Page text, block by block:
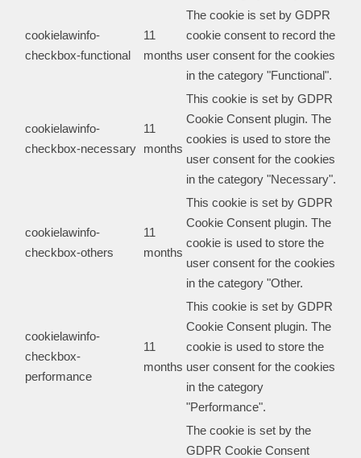
cookielawinfo-
checkbox-functional
11
months
The cookie is set by GDPR
cookie consent to record the
user consent for the cookies
in the category "Functional".
cookielawinfo-
checkbox-necessary
11
months
This cookie is set by GDPR
Cookie Consent plugin. The
cookies is used to store the
user consent for the cookies
in the category "Necessary".
cookielawinfo-
checkbox-others
11
months
This cookie is set by GDPR
Cookie Consent plugin. The
cookie is used to store the
user consent for the cookies
in the category "Other.
cookielawinfo-
checkbox-
performance
11
months
This cookie is set by GDPR
Cookie Consent plugin. The
cookie is used to store the
user consent for the cookies
in the category
"Performance".
The cookie is set by the
GDPR Cookie Consent